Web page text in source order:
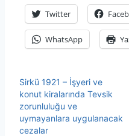
Twitter
WhatsApp
Sirkü 1921 – İşyeri ve
konut kiralarında Tevsik
zorunluluğu ve
uymayanlara uygulanacak
cezalar